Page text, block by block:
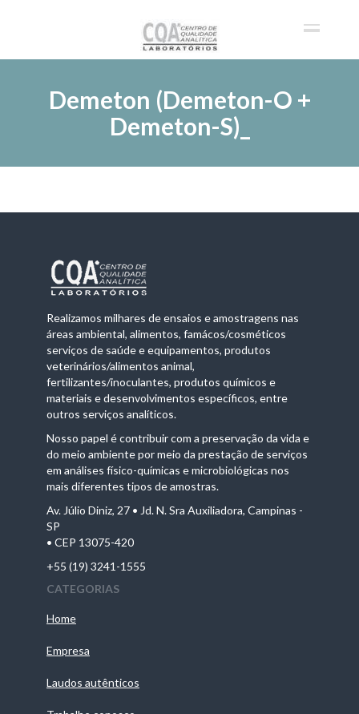
Demeton (Demeton-O +
Demeton-S)_
Realizamos milhares de ensaios e amostragens nas
áreas ambiental, alimentos, famácos/cosméticos
serviços de saúde e equipamentos, produtos
veterinários/alimentos animal,
fertilizantes/inoculantes, produtos químicos e
materiais e desenvolvimentos específicos, entre
outros serviços analíticos.
Nosso papel é contribuir com a preservação da vida e
do meio ambiente por meio da prestação de serviços
em análises físico-químicas e microbiológicas nos
mais diferentes tipos de amostras.
Av. Júlio Diniz, 27 • Jd. N. Sra Auxiliadora, Campinas -
SP
• CEP 13075-420
+55 (19) 3241-1555
CATEGORIAS
Home
Empresa
Laudos autênticos